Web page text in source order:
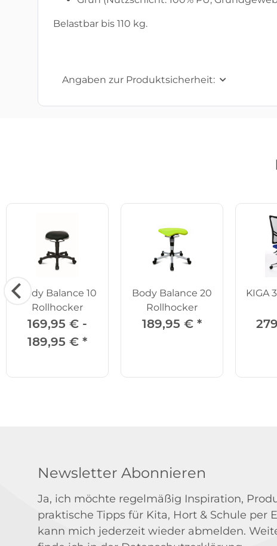
Belastbar bis 110 kg.
Angaben zur Produktsicherheit:
Body Balance 10
Rollhocker
169,95 € -
189,95 € *
Body Balance 20
Rollhocker
189,95 € *
KIGA
Newsletter Abonnieren
Ja, ich möchte regelmäßig Inspiration,
praktische Tipps für Kita, Hort & Schule per
kann mich jederzeit wieder abmelden.